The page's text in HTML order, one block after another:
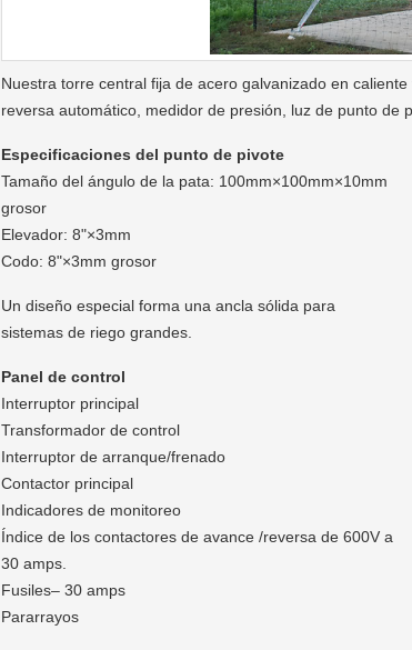
Nuestra torre central fija de acero galvanizado en
reversa automático, medidor de presión, luz de punto de
Especificaciones del punto de pivote
Tamaño del ángulo de la pata: 100mm×100mm×10mm
grosor
Elevador: 8"×3mm
Codo: 8"×3mm grosor
Un diseño especial forma una ancla sólida para
sistemas de riego grandes.
Panel de control
Interruptor principal
Transformador de control
Interruptor de arranque/frenado
Contactor principal
Indicadores de monitoreo
Índice de los contactores de avance /reversa de 600V a
30 amps.
Fusiles– 30 amps
Pararrayos